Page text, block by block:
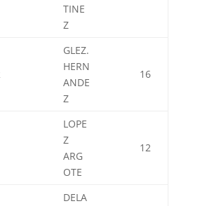
TINE
Z
GLEZ.
HERN
ANDE
Z
16
LOPE
Z
ARG
OTE
12
DELA